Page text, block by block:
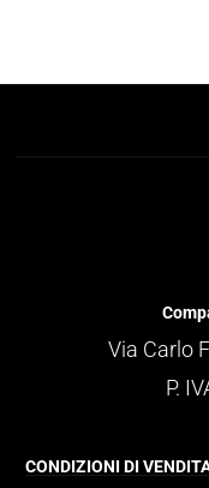
Via Carlo
P.
CONDIZIONI DI